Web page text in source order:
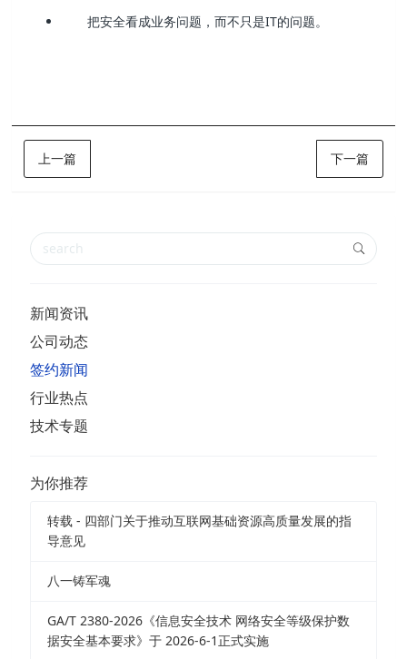
把安全看成业务问题，而不只是IT的问题。
上一篇 下一篇
新闻资讯
公司动态
签约新闻
行业热点
技术专题
为你推荐
转载 - 四部门关于推动互联网基础资源高质量发展的指
导意见
八一铸军魂
GA/T 2380-2026《信息安全技术 网络安全等级保护数
据安全基本要求》于 2026-6-1正式实施